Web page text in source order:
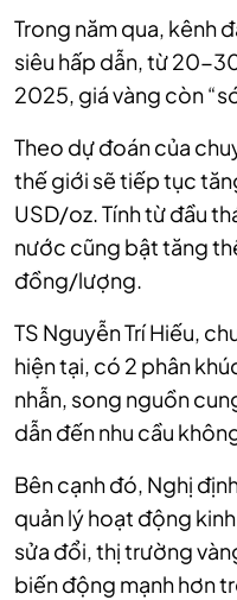
Trong năm qua, kênh
siêu hấp dẫn, từ 20-
2025, giá vàng còn
Theo dự đoán của
thế giới sẽ tiếp tục
USD/oz. Tính từ đầu
nước cũng bật tăng
đồng/lượng.
TS Nguyễn Trí Hiếu,
hiện tại, có 2 phân
nhẫn, song nguồn
dẫn đến nhu cầu
Bên cạnh đó, Nghị
quản lý hoạt động
sửa đổi, thị trường
biến động mạnh hơn